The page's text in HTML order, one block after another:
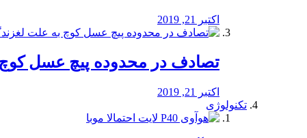
اکتبر 21, 2019
تصادف در محدوده پیچ عسل
اکتبر 21, 2019
تکنولوژی